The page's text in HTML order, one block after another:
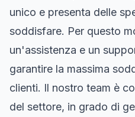
unico e presenta delle
soddisfare. Per questo
un'assistenza e un
garantire la massima
clienti. Il nostro team è
del settore, in grado di